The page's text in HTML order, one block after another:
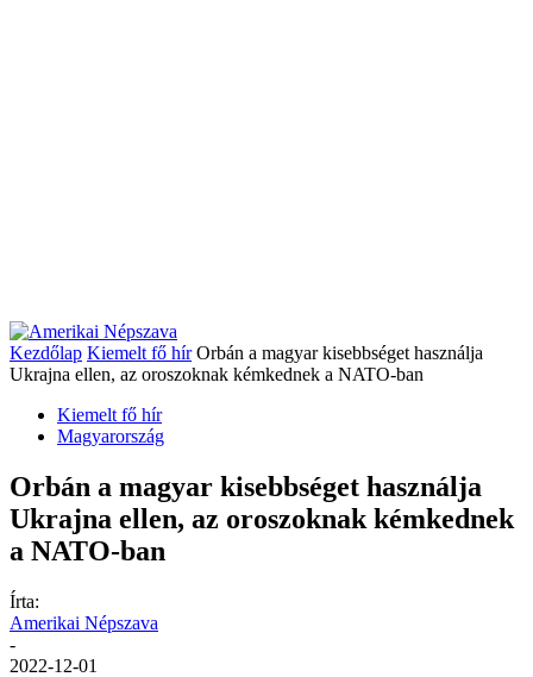
Kezdőlap Kiemelt fő hír Orbán a magyar kisebbséget használja
Ukrajna ellen, az oroszoknak kémkednek a NATO-ban
Kiemelt fő hír
Magyarország
Orbán a magyar kisebbséget használja
Ukrajna ellen, az oroszoknak kémkednek
a NATO-ban
Írta:
Amerikai Népszava
-
2022-12-01